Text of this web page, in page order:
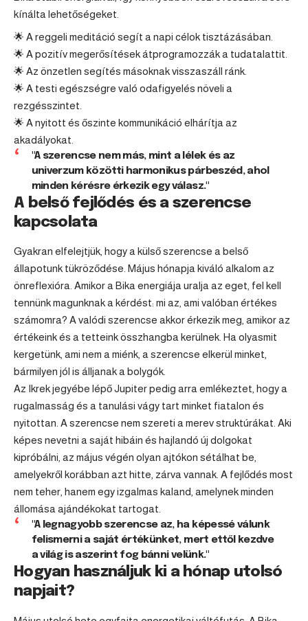
kínálta lehetőségeket.
🌟 A reggeli meditáció segít a napi célok tisztázásában.
🌟 A pozitív megerősítések átprogramozzák a tudatalattit.
🌟 Az önzetlen segítés másoknak visszaszáll ránk.
🌟 A testi egészségre való odafigyelés növeli a
rezgésszintet.
🌟 A nyitott és őszinte kommunikáció elhárítja az
akadályokat.
"A szerencse nem más, mint a lélek és az
univerzum közötti harmonikus párbeszéd, ahol
minden kérésre érkezik egy válasz."
A belső fejlődés és a szerencse
kapcsolata
Gyakran elfelejtjük, hogy a külső szerencse a belső
állapotunk tükröződése. Május hónapja kiváló alkalom az
önreflexióra. Amikor a Bika energiája uralja az eget, fel kell
tennünk magunknak a kérdést: mi az, ami valóban értékes
számomra? A valódi szerencse akkor érkezik meg, amikor az
értékeink és a tetteink összhangba kerülnek. Ha olyasmit
kergetünk, ami nem a miénk, a szerencse elkerül minket,
bármilyen jól is álljanak a bolygók.
Az Ikrek jegyébe lépő Jupiter pedig arra emlékeztet, hogy a
rugalmasság és a tanulási vágy tart minket fiatalon és
nyitottan. A szerencse nem szereti a merev struktúrákat. Aki
képes nevetni a saját hibáin és hajlandó új dolgokat
kipróbálni, az május végén olyan ajtókon sétálhat be,
amelyekről korábban azt hitte, zárva vannak. A fejlődés most
nem teher, hanem egy izgalmas kaland, amelynek minden
állomása ajándékokat tartogat.
"A legnagyobb szerencse az, ha képessé válunk
felismerni a saját értékünket, mert ettől kezdve
a világ is aszerint fog bánni velünk."
Hogyan használjuk ki a hónap utolsó
napjait?